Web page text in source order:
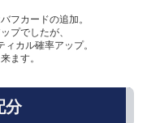
フカードの追加。
プでしたが、
カル確率アップ。
ます。
分